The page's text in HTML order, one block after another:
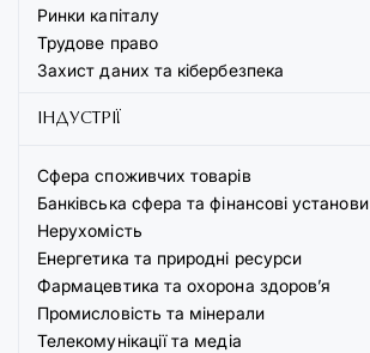
Ринки капіталу
Трудове право
Захист даних та кібербезпека
ІНДУСТРІЇ
Сфера споживчих товарів
Банківська сфера та фінансові установи
Нерухомість
Енергетика та природні ресурси
Фармацевтика та охорона здоров’я
Промисловість та мінерали
Телекомунікації та медіа